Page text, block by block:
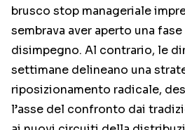
brusco stop manageriale
sembrava aver aperto una
disimpegno. Al contrario, le
settimane delineano una
riposizionamento radicale,
l’asse del confronto dai